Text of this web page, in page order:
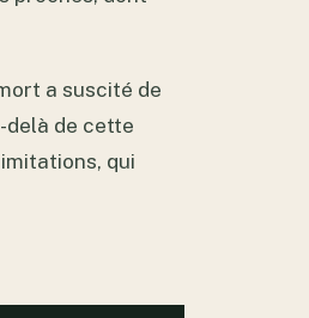
a suscité de
delà de cette
qui